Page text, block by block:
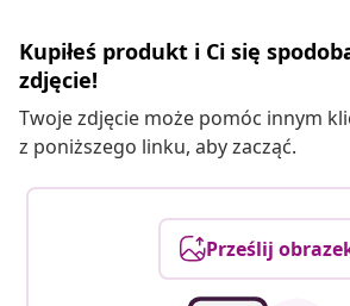
Kupiłeś produkt i Ci się
zdjęcie!
Twoje zdjęcie może pomóc innym
z poniższego linku, aby zacząć.
Prześlij